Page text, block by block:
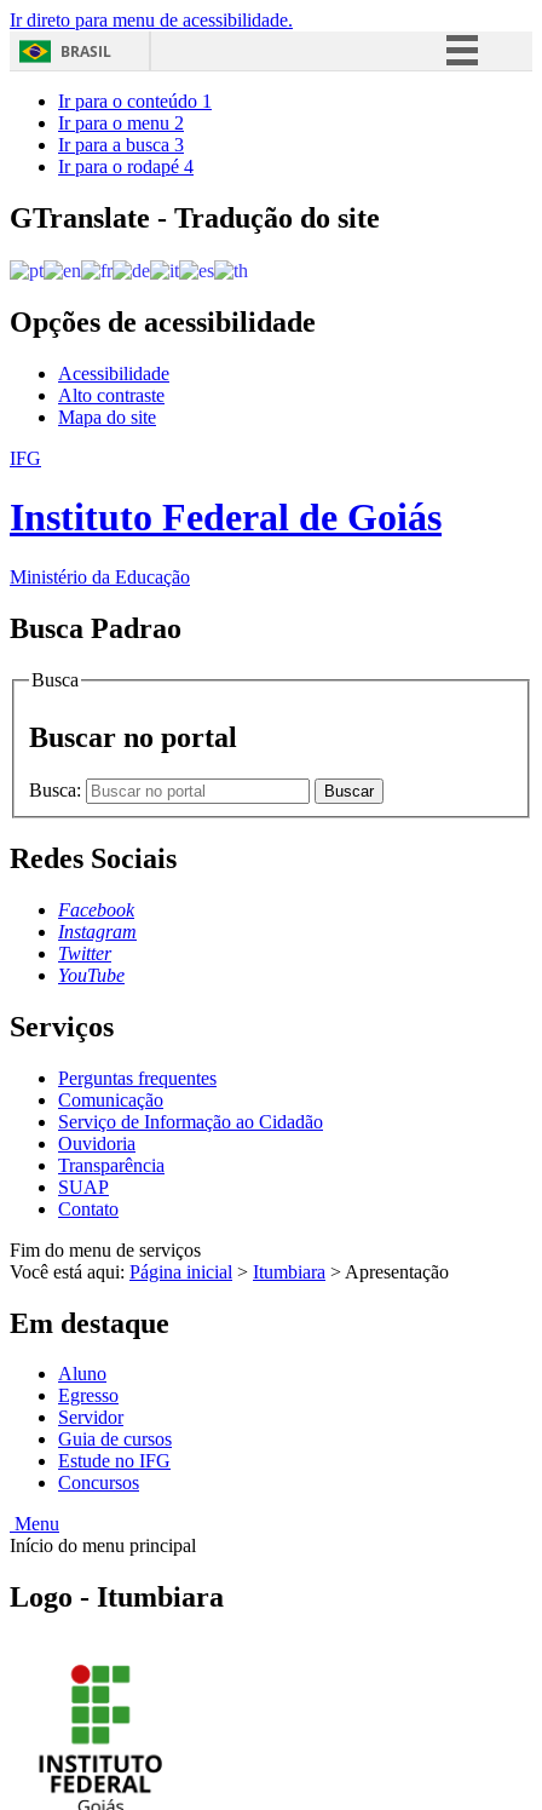
Ir direto para menu de acessibilidade.
BRASIL
Acesso à informação
Ir para o conteúdo 1
Ir para o menu 2
Ir para a busca 3
Ir para o rodapé 4
GTranslate - Tradução do site
Opções de acessibilidade
Acessibilidade
Alto contraste
Mapa do site
IFG
Instituto Federal de Goiás
Ministério da Educação
Busca Padrao
Busca
Buscar no portal
Busca: Buscar
Redes Sociais
Facebook
Instagram
Twitter
YouTube
Serviços
Perguntas frequentes
Comunicação
Serviço de Informação ao Cidadão
Ouvidoria
Transparência
SUAP
Contato
Fim do menu de serviços
Você está aqui: Página inicial > Itumbiara > Apresentação
Em destaque
Aluno
Egresso
Servidor
Guia de cursos
Estude no IFG
Concursos
Menu
Início do menu principal
Logo - Itumbiara